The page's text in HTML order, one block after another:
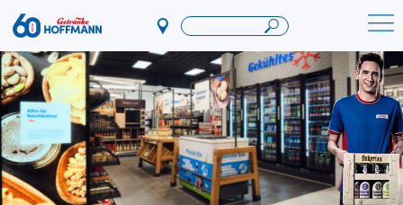
Direkt
zum
Inhalt
Startseite Getränke Hoffmann